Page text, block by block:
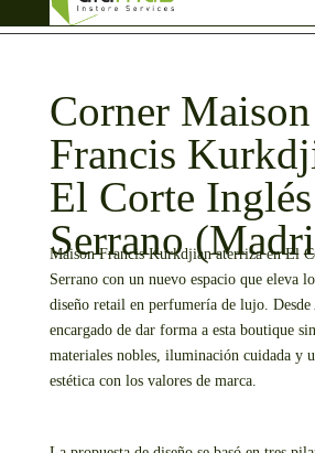
info@aluma3.com
Corner Maison
Francis
El Corte Inglés
Serrano
Maison Francis Kurkdjian aterriza en El
Serrano con un nuevo espacio que eleva
diseño retail en perfumería de lujo. Desde
encargado de dar forma a esta boutique
materiales nobles, iluminación cuidada y
estética con los valores de marca.